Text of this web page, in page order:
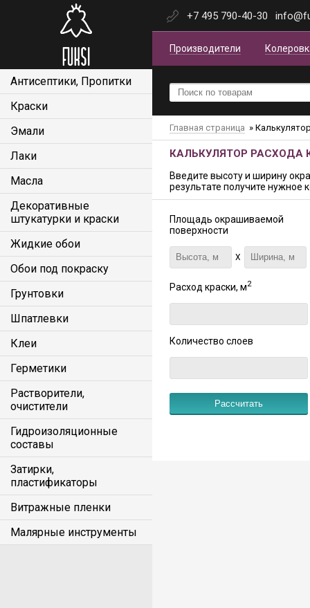
+7 495 790-40-30
Производители
Антисептики, Пропитки
Краски
Эмали
Лаки
Масла
Декоративные
штукатурки и краски
Жидкие обои
Обои под покраску
Грунтовки
Шпатлевки
Клеи
Герметики
Растворители,
очистители
Гидроизоляционные
составы
Затирки,
пластификаторы
Витражные пленки
Малярные инструменты
Главная страница »
КАЛЬКУЛЯТОР РАСХОДА
Введите высоту и ширину
результате получите нужное
Площадь окрашиваемой
поверхности
X
Расход краски, м2
Количество слоев